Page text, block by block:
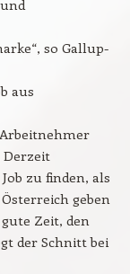
so Gallup-
aus
Derzeit
zu finden, als
geben
Zeit, den
der Schnitt bei